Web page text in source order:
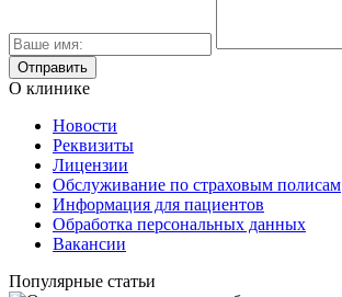
О клинике
Новости
Реквизиты
Лицензии
Обслуживание по страховым полисам
Информация для пациентов
Обработка персональных данных
Вакансии
Популярные статьи